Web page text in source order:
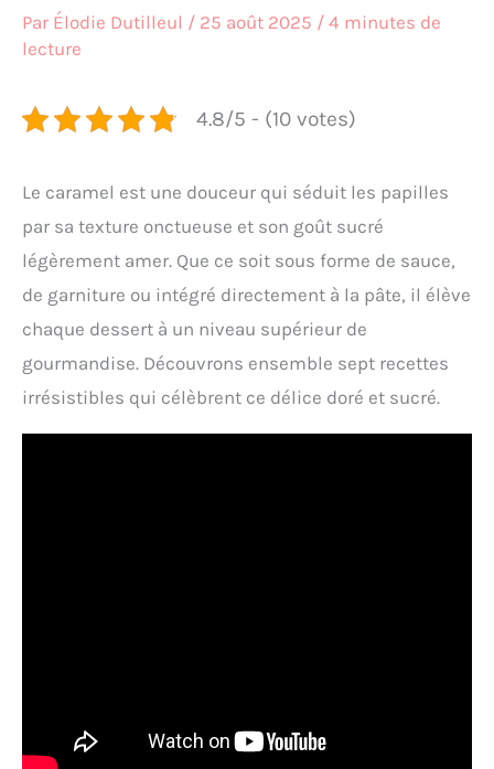
Par Élodie Dutilleul / 25 août 2025 / 4 minutes de
lecture
4.8/5 - (10 votes)
Le caramel est une douceur qui séduit les papilles
par sa texture onctueuse et son goût sucré
légèrement amer. Que ce soit sous forme de sauce,
de garniture ou intégré directement à la pâte, il élève
chaque dessert à un niveau supérieur de
gourmandise. Découvrons ensemble sept recettes
irrésistibles qui célèbrent ce délice doré et sucré.